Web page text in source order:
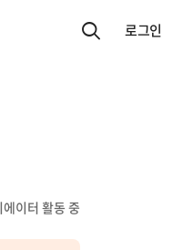
로그인
이터 활동 중